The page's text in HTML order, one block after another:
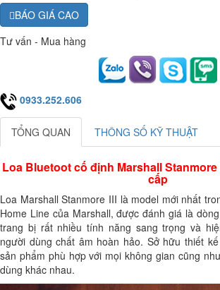
BÁO GIÁ CAO
Tư vấn - Mua hàng
0933.252.606
TỔNG QUAN THÔNG SỐ KỸ THUẬT
Loa Bluetoot cố định Marshall
cấp
Loa Marshall Stanmore III là model mới nhất
Home Line của Marshall, được đánh giá là
trang bị rất nhiều tính năng sang trọng và
người dùng chất âm hoàn hảo. Sở hữu thiết
sản phẩm phù hợp với mọi không gian cũng
dùng khác nhau.